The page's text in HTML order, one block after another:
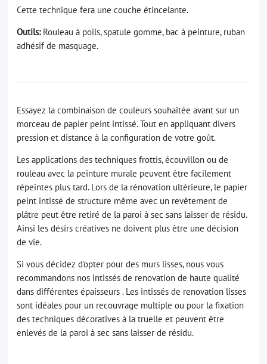
Cette technique fera une couche étincelante.
Outils: Rouleau à poils, spatule gomme, bac à peinture, ruban
adhésif de masquage.
Essayez la combinaison de couleurs souhaitée avant sur un
morceau de papier peint intissé. Tout en appliquant divers
pression et distance à la configuration de votre goût.
Les applications des techniques frottis, écouvillon ou de
rouleau avec la peinture murale peuvent être facilement
répeintes plus tard. Lors de la rénovation ultérieure, le papier
peint intissé de structure même avec un revêtement de
plâtre peut être retiré de la paroi à sec sans laisser de résidu.
Ainsi les désirs créatives ne doivent plus être une décision
de vie.
Si vous décidez d'opter pour des murs lisses, nous vous
recommandons nos intissés de renovation de haute qualité
dans différentes épaisseurs . Les intissés de renovation lisses
sont idéales pour un recouvrage multiple ou pour la fixation
des techniques décoratives à la truelle et peuvent être
enlevés de la paroi à sec sans laisser de résidu.